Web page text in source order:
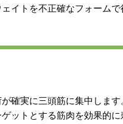
イトを不正確なフォームで
確実に三頭筋に集中します
ットとする筋肉を効果的に